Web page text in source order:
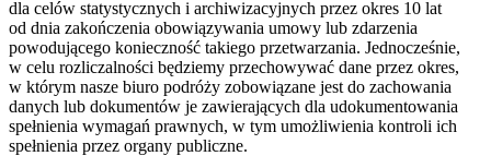
dla celów statystycznych i archiwizacyjnych przez okres 10 lat
od dnia zakończenia obowiązywania umowy lub zdarzenia
powodującego konieczność takiego przetwarzania. Jednocześnie,
w celu rozliczalności będziemy przechowywać dane przez okres,
w którym nasze biuro podróży zobowiązane jest do zachowania
danych lub dokumentów je zawierających dla udokumentowania
spełnienia wymagań prawnych, w tym umożliwienia kontroli ich
spełnienia przez organy publiczne.